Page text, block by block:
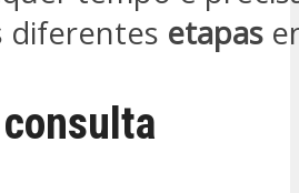
diferentes etapas